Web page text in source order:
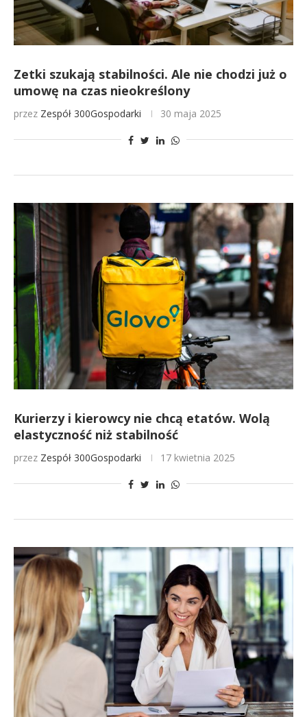
Zetki szukają stabilności. Ale nie chodzi już o
umowę na czas nieokreślony
przez Zespół 300Gospodarki 30 maja 2025
Kurierzy i kierowcy nie chcą etatów. Wolą
elastyczność niż stabilność
przez Zespół 300Gospodarki 17 kwietnia 2025